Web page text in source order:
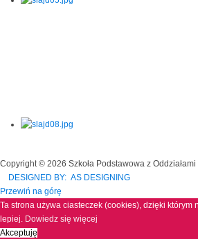
Copyright © 2026 Szkoła Podstawowa z
DESIGNED BY: AS DESIGNING
Przewiń na górę
Ta strona używa ciasteczek (cookies), dzięki którym
lepiej. Dowiedz się więcej
Akceptuję